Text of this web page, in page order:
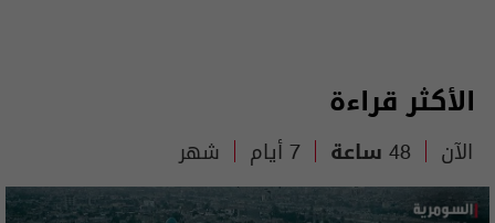
الأكثر قراءة
الآن 48 ساعة 7 أيام شهر